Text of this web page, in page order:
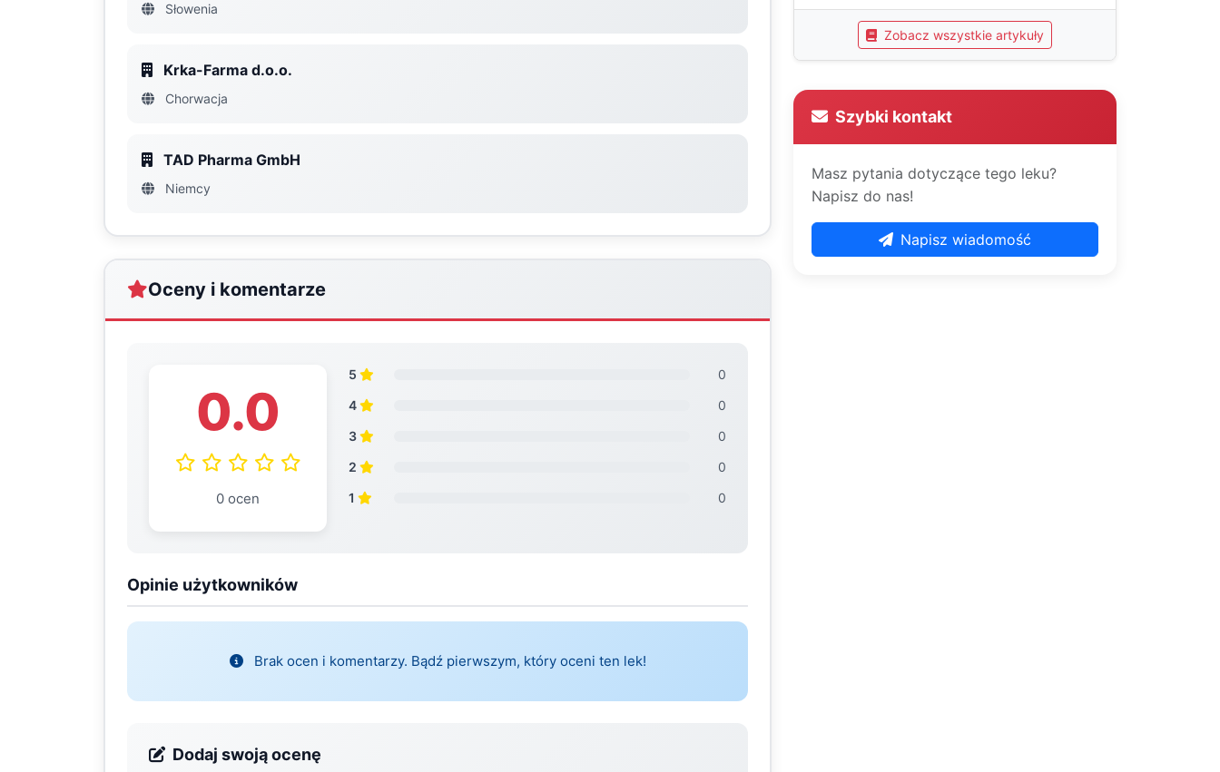
Słowenia
Krka-Farma d.o.o.
Chorwacja
TAD Pharma GmbH
Niemcy
Oceny i komentarze
0.0
0 ocen
5
0
4
0
3
0
2
0
1
0
Opinie użytkowników
Brak ocen i komentarzy. Bądź pierwszym, który oceni ten lek!
Dodaj swoją ocenę
Zobacz wszystkie artykuły
Szybki kontakt
Masz pytania dotyczące tego leku?
Napisz do nas!
Napisz wiadomość